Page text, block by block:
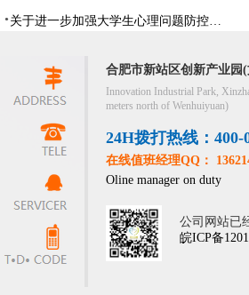
关于进一步加强大学生心理问题防控，防控大学生心理危机
合肥市新站区创新产业园
Innovation Industrial Park,
meters north of Wenhuiyuan)
24H拨打热线：400-
在线值班经理QQ：
Oline manager on duty
公司网站已
皖ICP备